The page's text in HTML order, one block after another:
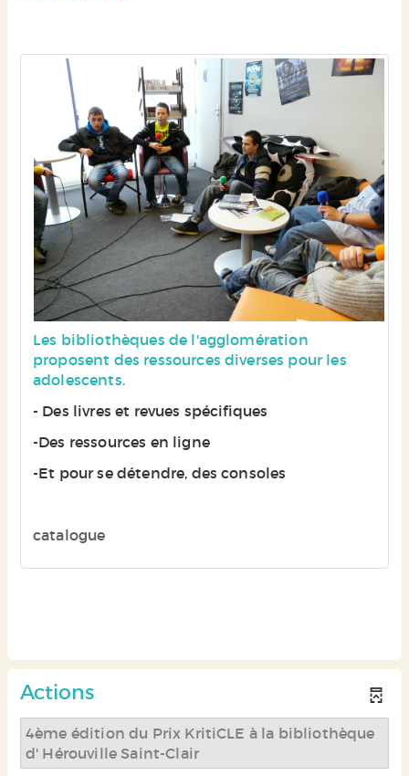
Les bibliothèques de l'agglomération
proposent des ressources diverses pour les
adolescents.
- Des livres et revues spécifiques
-Des ressources en ligne
-Et pour se détendre, des consoles
catalogue
Actions
4ème édition du Prix KritiCLE à la bibliothèque
d' Hérouville Saint-Clair